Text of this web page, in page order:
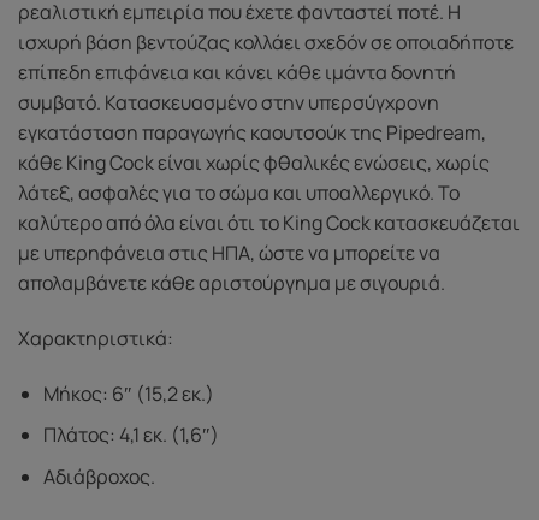
ρεαλιστική εμπειρία που έχετε φανταστεί ποτέ. Η
ισχυρή βάση βεντούζας κολλάει σχεδόν σε οποιαδήποτε
επίπεδη επιφάνεια και κάνει κάθε ιμάντα δονητή
συμβατό. Κατασκευασμένο στην υπερσύγχρονη
εγκατάσταση παραγωγής καουτσούκ της Pipedream,
κάθε King Cock είναι χωρίς φθαλικές ενώσεις, χωρίς
λάτεξ, ασφαλές για το σώμα και υποαλλεργικό. Το
καλύτερο από όλα είναι ότι το King Cock κατασκευάζεται
με υπερηφάνεια στις ΗΠΑ, ώστε να μπορείτε να
απολαμβάνετε κάθε αριστούργημα με σιγουριά.
Χαρακτηριστικά:
Μήκος: 6″ (15,2 εκ.)
Πλάτος: 4,1 εκ. (1,6″)
Αδιάβροχος.